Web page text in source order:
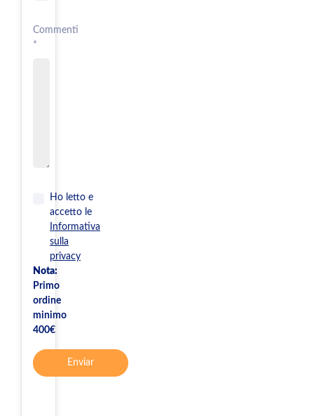
Commenti
*
Ho letto e
accetto le
Informativa
sulla
privacy
Nota:
Primo
ordine
minimo
400€
Enviar